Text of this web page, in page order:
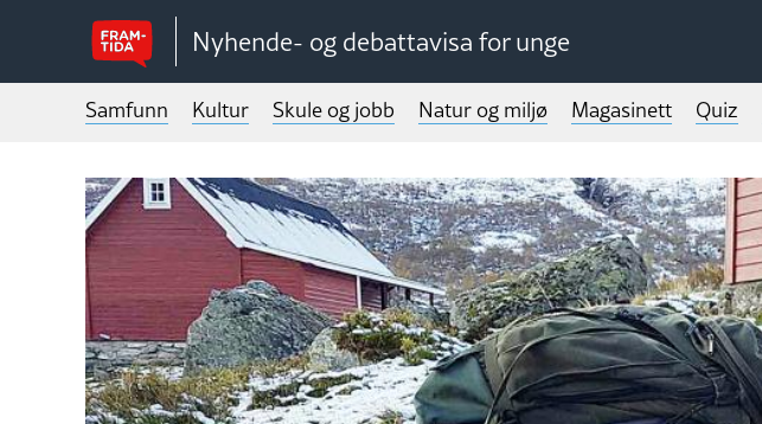
Nyhende- og debattavisa for unge
Samfunn Kultur Skule og jobb Natur og miljø Magasinett Quiz